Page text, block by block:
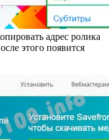
адрес ролика
этого появится